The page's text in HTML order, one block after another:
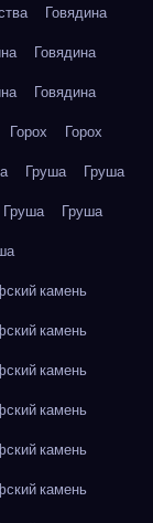
Говядина
Говядина
Говядина
Горох
Горох
Груша
Груша
Груша
Груша
камень
камень
камень
камень
камень
камень